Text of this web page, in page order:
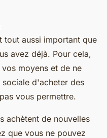
tout aussi important que
avez déjà. Pour cela,
moyens et de ne
d'acheter des
vous permettre.
achètent de nouvelles
que vous ne pouvez